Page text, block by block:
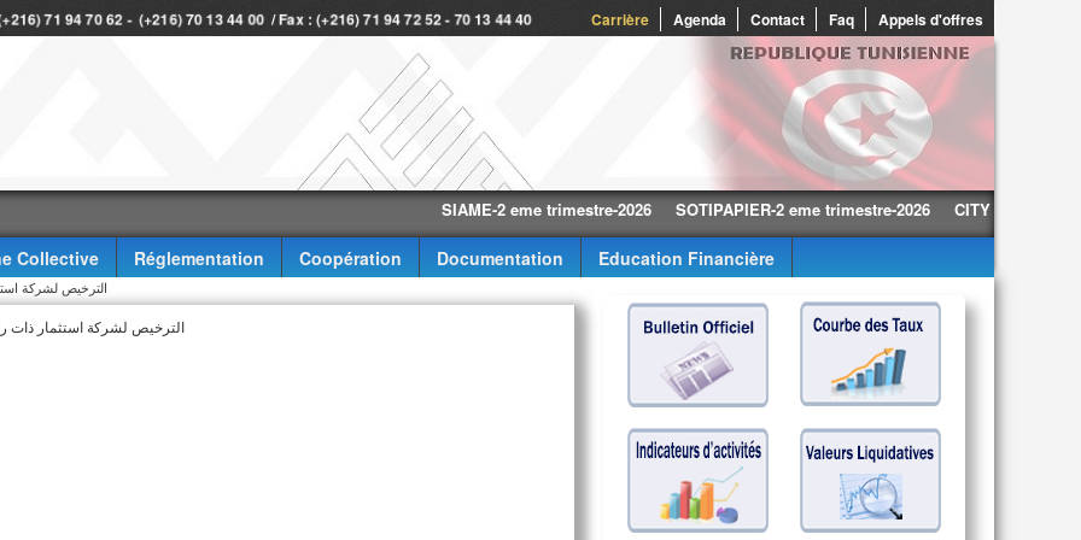
Carrière Agenda Contact Faq Appels d'offres
71 94 70 62 - (+216) 70 13 44 00 / Fax : (+216) 71 94 72 52 - 70 13 44 40
SIAME-2 eme trimestre-2026 SOTIPAPIER-2 eme trimestre-2026 CITY CARS-2 eme
Collective Réglementation Coopération Documentation
Education Financière
» الترخيص لشركة
الترخيص لشركة استثمار ذات